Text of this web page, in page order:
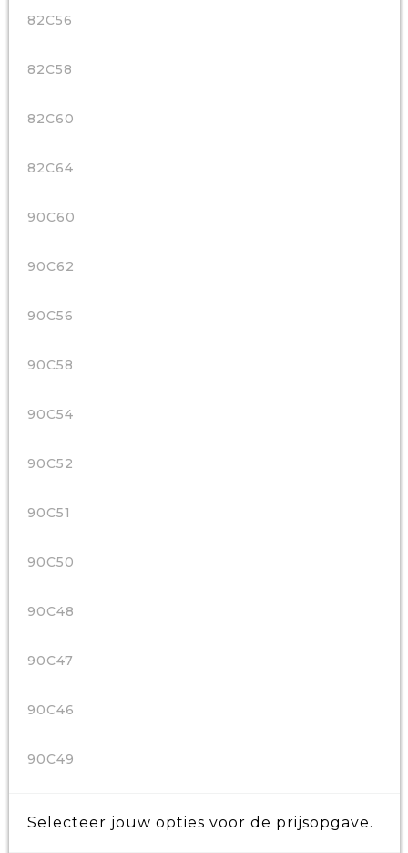
82C56
82C58
82C60
82C64
90C60
90C62
90C56
90C58
90C54
90C52
90C51
90C50
90C48
90C47
90C46
90C49
Selecteer jouw opties voor de prijsopgave.